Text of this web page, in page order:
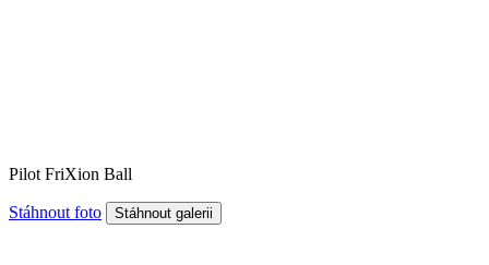
Pilot FriXion Ball
Stáhnout foto